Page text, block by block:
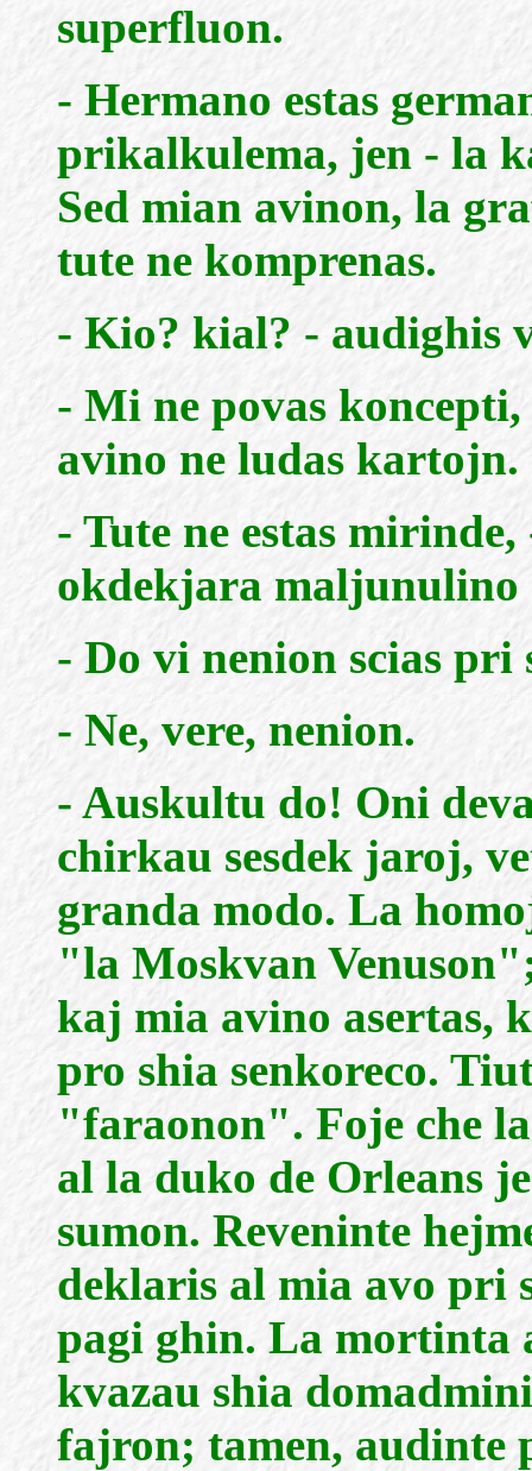
superfluon.
- Hermano estas
prikalkulema, jen - la
Sed mian avinon, la
tute ne komprenas.
- Kio? kial? - audighis
- Mi ne povas
avino ne ludas kartojn.
- Tute ne estas
okdekjara maljunulino
- Do vi nenion scias pri
- Ne, vere, nenion.
- Auskultu do! Oni
chirkau sesdek jaroj,
granda modo. La
"la Moskvan
kaj mia avino asertas,
pro shia senkoreco.
"faraonon". Foje che
al la duko de Orleans
sumon. Reveninte
deklaris al mia avo pri
pagi ghin. La mortinta
kvazau shia
fajron; tamen, audinte